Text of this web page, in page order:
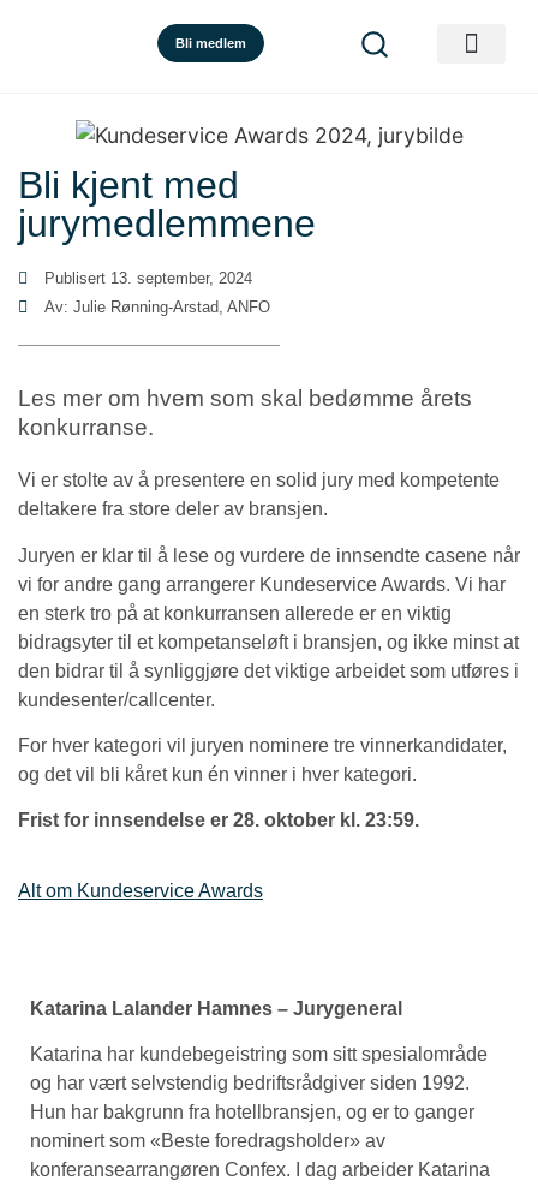
Bli medlem
Bli kjent med
jurymedlemmene
Publisert 13. september, 2024
Av: Julie Rønning-Arstad, ANFO
Les mer om hvem som skal bedømme årets
konkurranse.
Vi er stolte av å presentere en solid jury med kompetente
deltakere fra store deler av bransjen.
Juryen er klar til å lese og vurdere de innsendte casene når
vi for andre gang arrangerer Kundeservice Awards. Vi har
en sterk tro på at konkurransen allerede er en viktig
bidragsyter til et kompetanseløft i bransjen, og ikke minst at
den bidrar til å synliggjøre det viktige arbeidet som utføres i
kundesenter/callcenter.
For hver kategori vil juryen nominere tre vinnerkandidater,
og det vil bli kåret kun én vinner i hver kategori.
Frist for innsendelse er 28. oktober kl. 23:59.
Alt om Kundeservice Awards
Katarina Lalander Hamnes – Jurygeneral
Katarina har kundebegeistring som sitt spesialområde
og har vært selvstendig bedriftsrådgiver siden 1992.
Hun har bakgrunn fra hotellbransjen, og er to ganger
nominert som «Beste foredragsholder» av
konferansearrangøren Confex. I dag arbeider Katarina